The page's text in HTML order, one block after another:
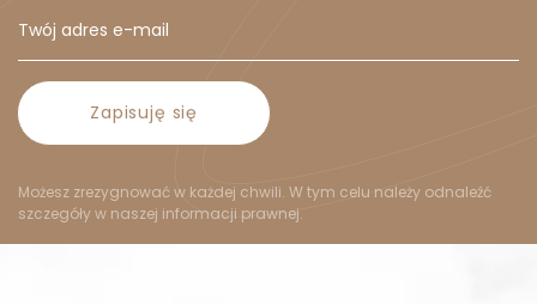
Zapisuję się
Możesz zrezygnować w każdej chwili. W tym celu należy odnaleźć
szczegóły w naszej informacji prawnej.